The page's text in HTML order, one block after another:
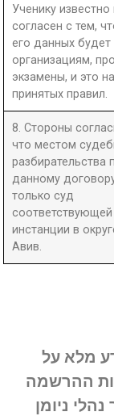
Ученику известно
согласен с тем,
его данных
организациям,
экзамены, и это
принятых правил.
8. Стороны
что местом
разбирательства
данному
только суд
соответствующей
инстанции в
Авив.
מלא על
ההרשמה
ניומן